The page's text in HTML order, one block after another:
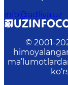
info@adliya.uz
© 2001-